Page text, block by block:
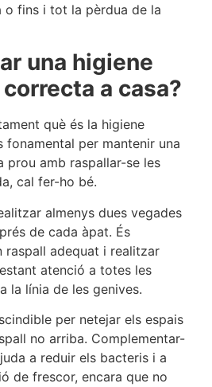
o fins i tot la pèrdua de la
una higiene
a casa?
què és la higiene
fonamental per mantenir una
prou amb raspallar-se les
cal fer-ho bé.
almenys dues vegades
de cada àpat. És
adequat i realitzar
atenció a totes les
la línia de les genives.
per netejar els espais
no arriba. Complementar-
a reduir els bacteris i a
de frescor, encara que no